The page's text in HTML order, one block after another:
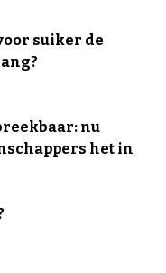
suiker de
nu
het in